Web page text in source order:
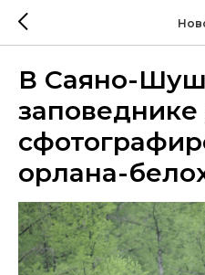
В Саяно-
заповеднике
орлана-